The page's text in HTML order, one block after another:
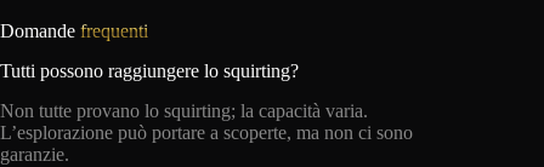
Domande frequenti
Tutti possono raggiungere lo squirting?
Non tutte provano lo squirting; la capacità varia.
L’esplorazione può portare a scoperte, ma non ci sono
garanzie.